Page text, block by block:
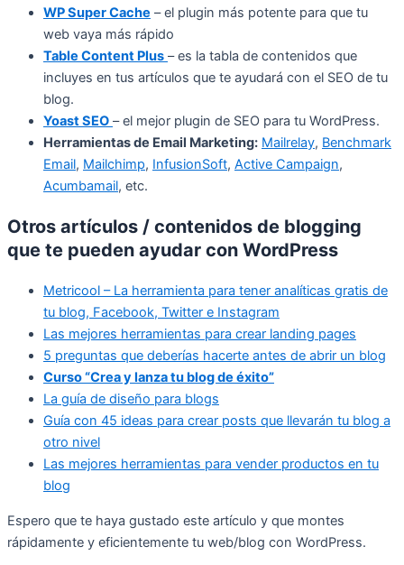
WP Super Cache – el plugin más potente para que tu
web vaya más rápido
Table Content Plus – es la tabla de contenidos que
incluyes en tus artículos que te ayudará con el SEO de tu
blog.
Yoast SEO – el mejor plugin de SEO para tu WordPress.
Herramientas de Email Marketing: Mailrelay, Benchmark
Email, Mailchimp, InfusionSoft, Active Campaign,
Acumbamail, etc.
Otros artículos / contenidos de blogging
que te pueden ayudar con WordPress
Metricool – La herramienta para tener analíticas gratis de
tu blog, Facebook, Twitter e Instagram
Las mejores herramientas para crear landing pages
5 preguntas que deberías hacerte antes de abrir un blog
Curso “Crea y lanza tu blog de éxito”
La guía de diseño para blogs
Guía con 45 ideas para crear posts que llevarán tu blog a
otro nivel
Las mejores herramientas para vender productos en tu
blog
Espero que te haya gustado este artículo y que montes
rápidamente y eficientemente tu web/blog con WordPress.